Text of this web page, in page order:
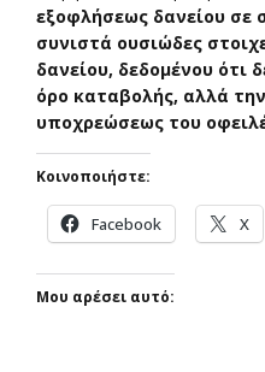
εξοφλήσεως δανείου σε
συνιστά ουσιώδες
δανείου, δεδομένου
όρο καταβολής, αλλά
υποχρεώσεως του
Κοινοποιήστε:
Facebook X
Μου αρέσει αυτό: